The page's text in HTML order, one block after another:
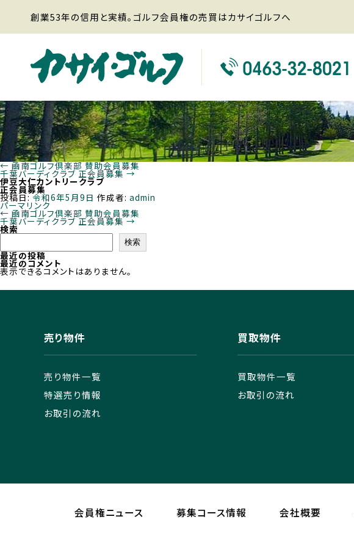
創業53年の信用と実績。ゴルフ会員権の売買はカサイゴルフへ
←凾南ゴルフ倶楽部 賛助会員募集
千葉バーディクラブ 正会員募集→
伊豆大仁カントリークラブ
正会員募集
投稿日: 令和6年5月9日 作成者: admin
パーマリンク
← 凾南ゴルフ倶楽部 賛助会員募集
千葉バーディクラブ 正会員募集→
検索
検索
最近の投稿
最近のコメント
表示できるコメントはありません。
売り物件
売り物件一覧
特選売り情報
お取引の流れ
買取物件
買取物件一覧
お取引の流れ
会員権ニュース 募集コース情報 会社概要